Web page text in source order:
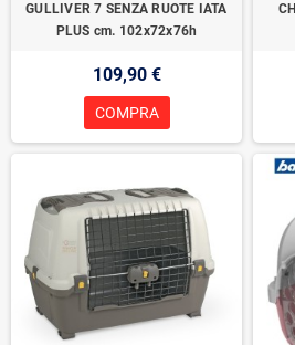
GULLIVER 7 SENZA RUOTE IATA
PLUS cm. 102x72x76h
109,90 €
COMPRA